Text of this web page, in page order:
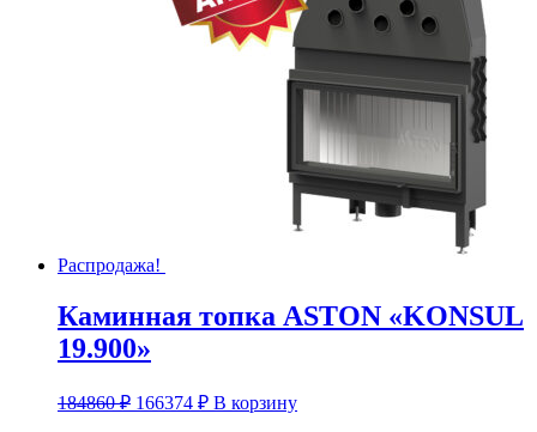
Распродажа!
Каминная топка ASTON «KONSUL
19.900»
184860₽ Первоначальная
166374 ₽Текущая
цена:
В корзину